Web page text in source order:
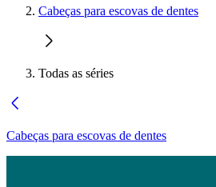
Cabeças para escovas de dentes
Todas as séries
Cabeças para escovas de dentes